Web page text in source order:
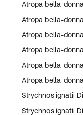
Atropa bella-
Atropa bella-
Atropa bella-
Atropa bella-
Atropa bella-
Atropa bella-
Strychnos ignatii
Strychnos ignatii